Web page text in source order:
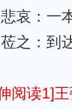
哀：一
之：到
阅读1]